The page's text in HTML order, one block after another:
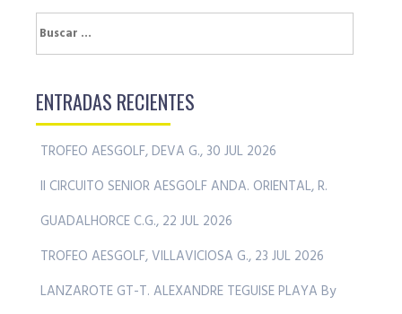
Buscar:
ENTRADAS RECIENTES
TROFEO AESGOLF, DEVA G., 30 JUL 2026
II CIRCUITO SENIOR AESGOLF ANDA. ORIENTAL, R.
GUADALHORCE C.G., 22 JUL 2026
TROFEO AESGOLF, VILLAVICIOSA G., 23 JUL 2026
LANZAROTE GT-T. ALEXANDRE TEGUISE PLAYA By